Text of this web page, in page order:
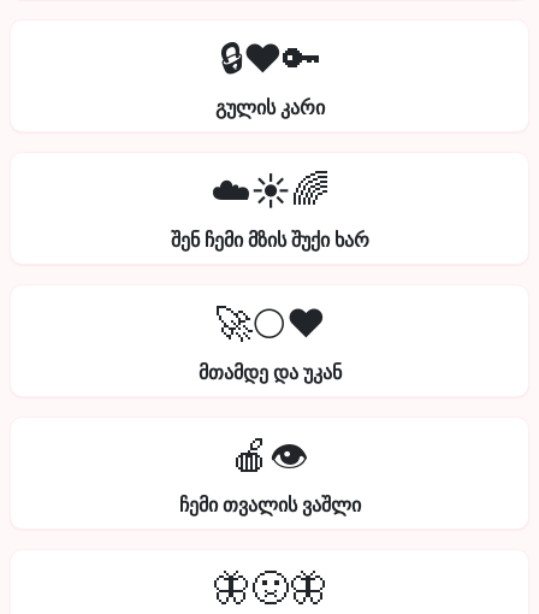
🔒❤️🔑
გულის კარი
☁️☀️🌈
შენ ჩემი მზის შუქი ხარ
🚀🌕❤️
მთამდე და უკან
🍎👁️
ჩემი თვალის ვაშლი
🦋🤢🦋